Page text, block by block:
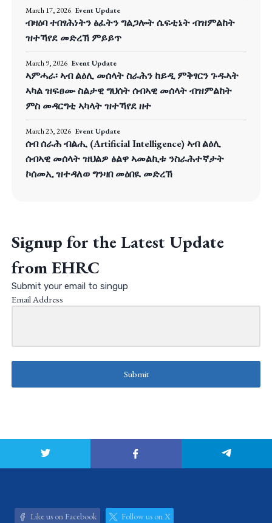
March 17, 2026 Event Update
ብዛዕባ ተበፃሕነትን ፅፈትን ግልጋሎት ሴፍቲኔት ብዝምልከት
ዝተኻየደ መድረኽ ምይይጥ
March 9, 2026 Event Update
ኣምሓራ፡ ኣብ ልዕሊ መሰላት ስራሕን ከይዲ ምቅፃርን ጉዱኣት
ኣካል ዝፍፀሙ ስልታዊ ግህሰት ሰብኣዊ መሰላት ብዝምልከት
ምስ መዳርግቲ ኣካላት ዝተኻየደ ዘተ
March 23, 2026 Event Update
ሰብ ሰራሕ ብልሒ (Artificial Intelligence) ኣብ ልዕሊ
ሰብኣዊ መሰላት ዝህልዎ ፅልዋ ኣመልኪቱ ንስራሕተኛታት
ኮሰመኢ ዝተዳለወ ግንዛበ መዕበዪ መድረኽ
Signup for the Latest Update
from EHRC
Submit your email to singup
Email Address
Submit
Like us on Facebook Follow us on X